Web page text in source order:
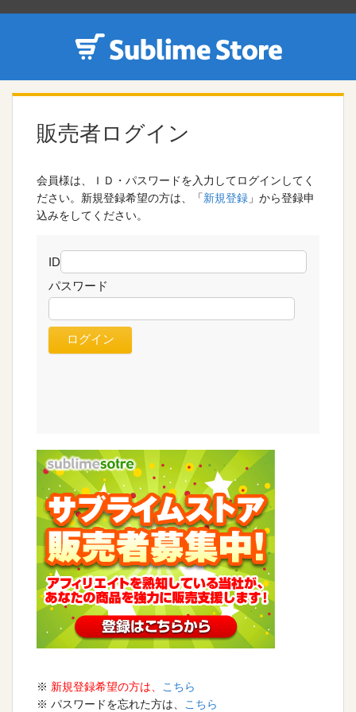
販売者ログイン
会員様は、ＩＤ・パスワードを入力してログインしてく
ださい。新規登録希望の方は、「新規登録 」から登録申
込みをしてください。
ID
パスワード
※ 新規登録希望の方は、
こちら
※ パスワードを忘れた方は、
こちら